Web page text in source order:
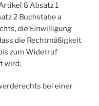
6 Absatz 1
2 Buchstabe a
die Einwilligung
die Rechtmäßigkeit
zum Widerruf
wird;
bei einer